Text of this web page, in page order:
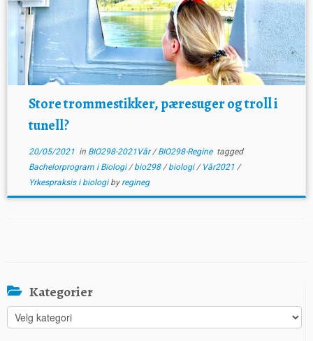
Store trommestikker, pæresuger og troll i
tunell?
20/05/2021in BIO298-2021Vår/BIO298-Regine tagged
Bachelorprogram i Biologi/bio298/biologi/ Vår2021 /
Yrkespraksis i biologi by regineg
Kategorier
Kategorier